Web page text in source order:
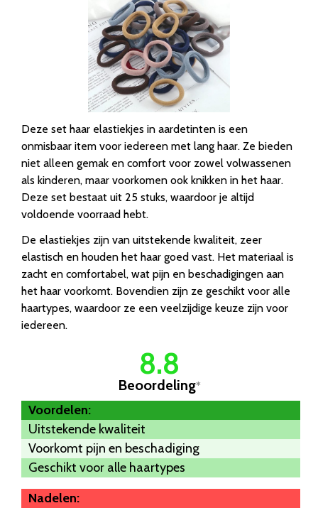
Deze set haar elastiekjes in aardetinten is een
onmisbaar item voor iedereen met lang haar. Ze bieden
niet alleen gemak en comfort voor zowel volwassenen
als kinderen, maar voorkomen ook knikken in het haar.
Deze set bestaat uit 25 stuks, waardoor je altijd
voldoende voorraad hebt.
De elastiekjes zijn van uitstekende kwaliteit, zeer
elastisch en houden het haar goed vast. Het materiaal is
zacht en comfortabel, wat pijn en beschadigingen aan
het haar voorkomt. Bovendien zijn ze geschikt voor alle
haartypes, waardoor ze een veelzijdige keuze zijn voor
iedereen.
8.8
Beoordeling*
Voordelen:
Uitstekende kwaliteit
Voorkomt pijn en beschadiging
Geschikt voor alle haartypes
Nadelen: